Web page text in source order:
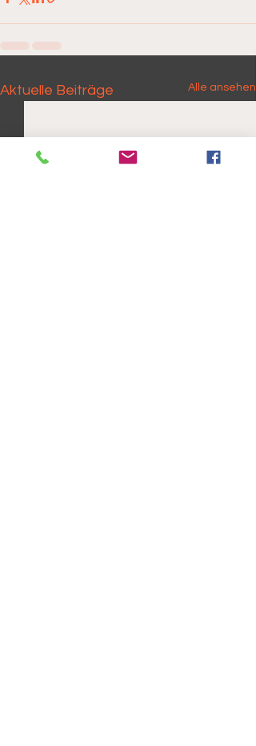
Aktuelle Beiträge Alle ansehen